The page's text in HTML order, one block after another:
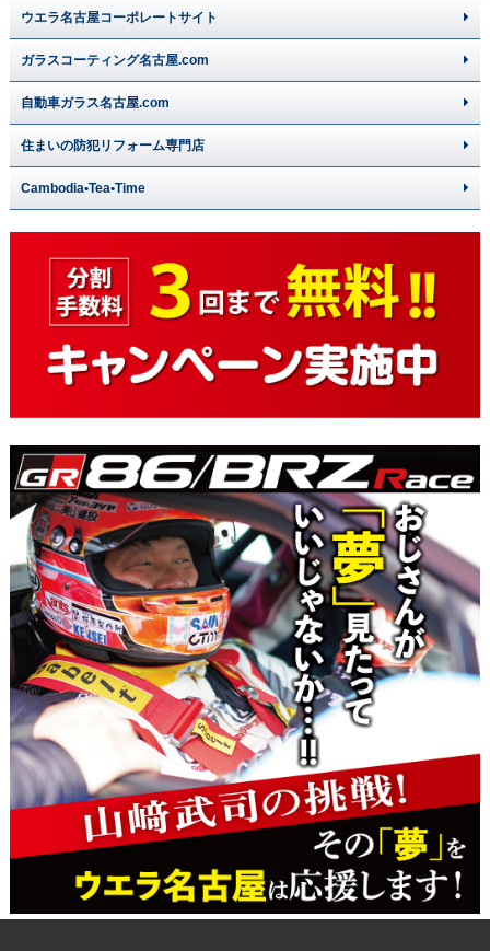
ウエラ名古屋コーポレートサイト
ガラスコーティング名古屋.com
自動車ガラス名古屋.com
住まいの防犯リフォーム専門店
Cambodia•Tea•Time